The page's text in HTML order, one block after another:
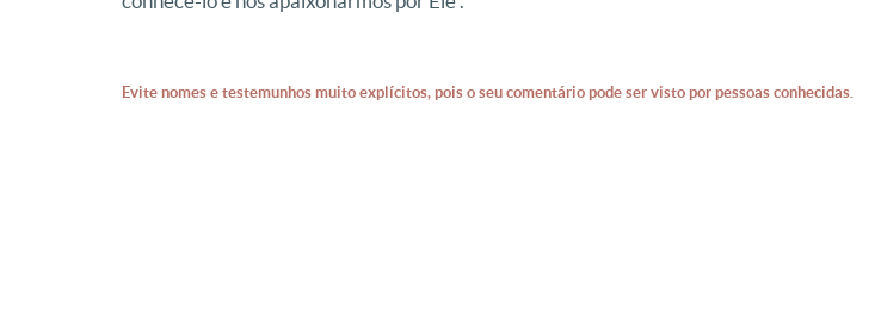
Evite nomes e testemunhos muito explícitos, pois o seu comentário pode ser visto por pessoas conhecidas.